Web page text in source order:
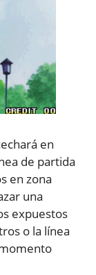
en
de partida
en zona
una
expuestos
o la línea